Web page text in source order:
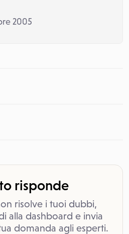
2005
risponde
risolve i tuoi dubbi,
alla dashboard e invia
domanda agli esperti.